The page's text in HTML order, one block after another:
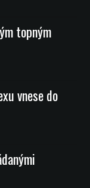
topným
vnese do